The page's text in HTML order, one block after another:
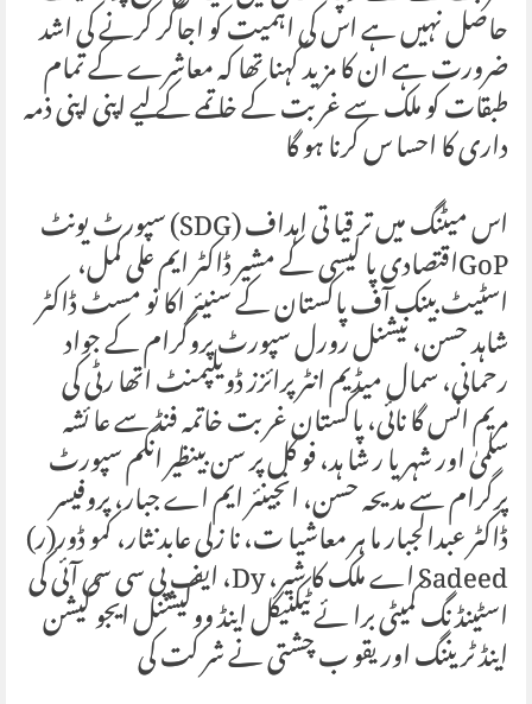
حاصل نہیں ہے اس کی اہمیت کو اجاگر کرنے کی اشد
ضرورت ہے ان کا مزید کہنا تھا کہ معاشرے کے تمام
طبقات کو ملک سے غر بت کے خا تمے کے لیے اپنی اپنی ذمہ
داری کا احسا س کرنا ہو گا
اس میٹنگ میں تر قیا تی اہداف (SDG) سپورٹ یونٹ
GoPاقتصادی پا لیسی کے مشیر ڈاکٹر ایم علی کمل،
اسٹیٹ بینک آف پاکستان کے سنیئر اکا نو مسٹ ڈاکٹر
شاہد حسن، نیشنل رورل سپورٹ پروگرام کے جواد
رحمانی، سمال میڈیم انٹرپرائزز ڈویلپمنٹ اتھا رٹی کی
مریم انس گا نائی، پاکستان غر بت خاتمہ فنڈ سے عا ئشہ
سلمیٰ اور شہر یا ر شا ہد، فو کل پر سن بینظیر انکم سپورٹ
پرگرام سے مدیحہ حسن، انجینئر ایم اے جبار، پروفیسر
ڈاکٹر عبدالجبار ما ہر معاشیا ت، نا زلی عابد نثار، کمو ڈور(ر)
Sadeed اے ملک کا شیر، Dy، ایف پی سی سی آئی کی
اسٹینڈ نگ کمیٹی برا ئے ٹیکنیکل اینڈ ووکیشنل ایجو کیشن
اینڈ ٹر یننگ اور یقو ب چشتی نے شر کت کی